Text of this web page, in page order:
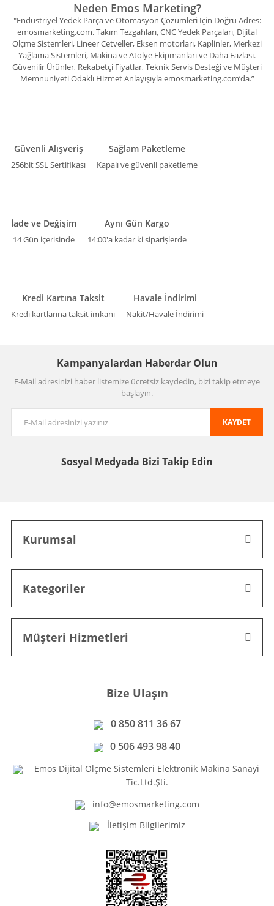
Neden Emos Marketing?
"Endüstriyel Yedek Parça ve Otomasyon Çözümleri İçin Doğru Adres:
emosmarketing.com. Takım Tezgahları, CNC Yedek Parçaları, Dijital
Ölçme Sistemleri, Lineer Cetveller, Eksen motorları, Kaplinler, Merkezi
Yağlama Sistemleri, Makina ve Atölye Ekipmanları ve Daha Fazlası.
Güvenilir Ürünler, Rekabetçi Fiyatlar, Teknik Servis Desteği ve Müşteri
Memnuniyeti Odaklı Hizmet Anlayışıyla emosmarketing.com’da.”
Güvenli Alışveriş
256bit SSL Sertifikası
Sağlam Paketleme
Kapalı ve güvenli paketleme
İade ve Değişim
14 Gün içerisinde
Aynı Gün Kargo
14:00'a kadar ki siparişlerde
Kredi Kartına Taksit
Kredi kartlarına taksit imkanı
Havale İndirimi
Nakit/Havale İndirimi
Kampanyalardan Haberdar Olun
E-Mail adresinizi haber listemize ücretsiz kaydedin, bizi takip etmeye
başlayın.
KAYDET
Sosyal Medyada Bizi Takip Edin
Kurumsal
Kategoriler
Müşteri Hizmetleri
Bize Ulaşın
0 850 811 36 67
0 506 493 98 40
Emos Dijital Ölçme Sistemleri Elektronik Makina Sanayi
Tic.Ltd.Şti.
info@emosmarketing.com
İletişim Bilgilerimiz